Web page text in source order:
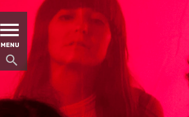
MENU